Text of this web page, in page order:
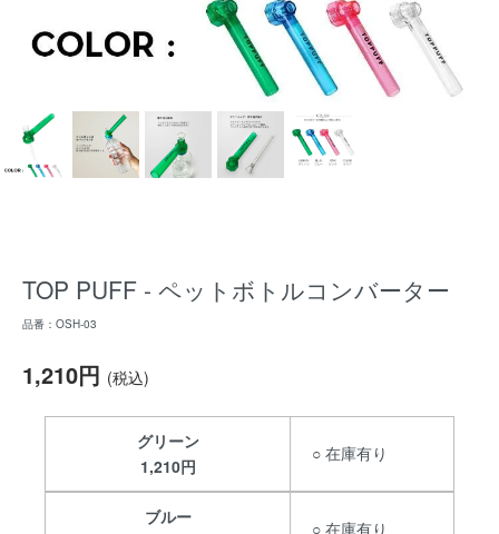
TOP PUFF - ペットボトルコンバーター
品番：OSH-03
1,210円 (税込)
グリーン
1,210円
○ 在庫有り
ブルー
○ 在庫有り